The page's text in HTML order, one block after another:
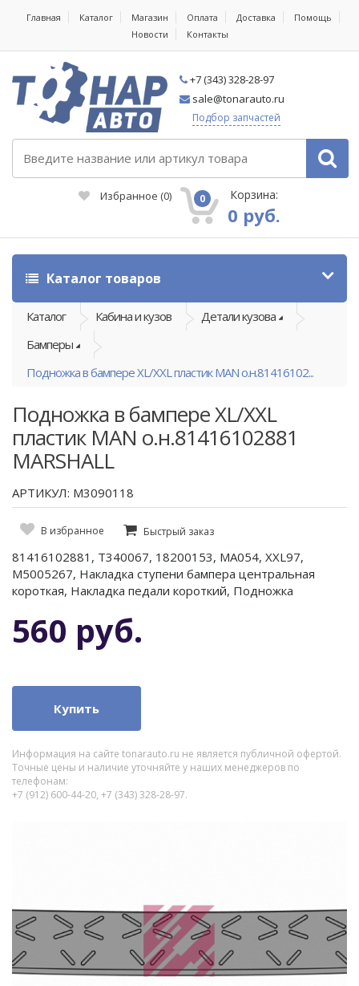
Главная Каталог Магазин Оплата Доставка
Помощь
Новости
Контакты
+7 (343) 328-28-97
sale@tonarauto.ru
Подбор запчастей
Избранное (0) 0 Корзина:
0 руб.
Каталог товаров
Каталог Кабина и кузов
Детали кузова
Бамперы
Подножка в бампере XL/XXL пластик MAN о.н.81416102...
Подножка в бампере XL/XXL
пластик MAN о.н.81416102881
MARSHALL
АРТИКУЛ: M3090118
В избранное Быстрый заказ
81416102881, T340067, 18200153, MA054, XXL97,
M5005267, Накладка ступени бампера центральная
короткая, Накладка педали короткий, Подножка
560 руб.
Купить
Информация на сайте tonarauto.ru не является публичной офертой.
Точные цены и наличие уточняйте у наших менеджеров по
телефонам:
+7 (912) 600-44-20, +7 (343) 328-28-97.